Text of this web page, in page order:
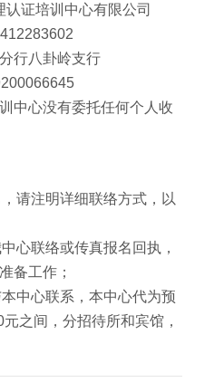
证培训中心有限公司
行八卦岭支行
中心没有委托任何个人收
请注明详细联络方式，以
心联络或传真报名回执，
备工作；
中心联系，本中心代为预
之间，分招待所和宾馆，